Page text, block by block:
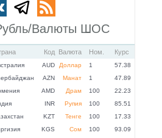
Валюты ШОС
Код Валюта Ном. Курс
AUD Доллар 1
57.38
AZN Манат 1
47.89
AMD Драм 100
22.23
INR Рупия 100
85.51
KZT Тенге 100
17.33
KGS Сом 100
93.09